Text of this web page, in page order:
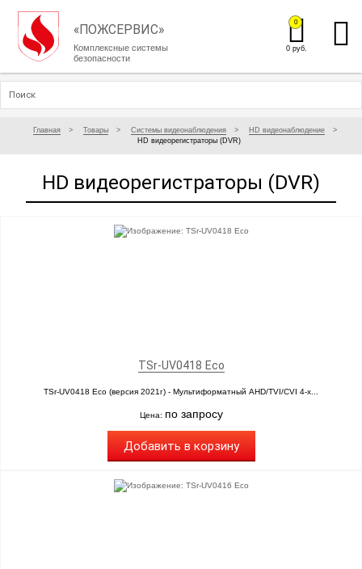
«ПОЖСЕРВИС»
Комплексные системы
безопасности
0
0 руб.
Главная Товары Системы видеонаблюдения
HD видеонаблюдение
HD видеорегистраторы (DVR)
HD видеорегистраторы (DVR)
TSr-UV0418 Eco
TSr-UV0418 Eco (версия 2021г) - Мультиформатный AHD/TVI/CVI 4-х...
Цена: по запросу
Добавить в корзину